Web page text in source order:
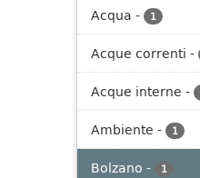
Acqua - 1
Acque correnti -
Acque interne -
Ambiente - 1
Bolzano - 1